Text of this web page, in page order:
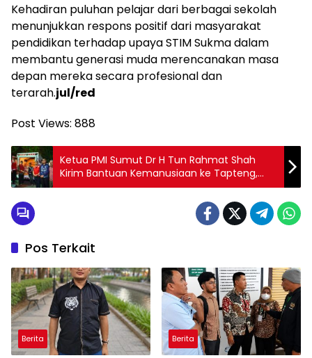
Kehadiran puluhan pelajar dari berbagai sekolah
menunjukkan respons positif dari masyarakat
pendidikan terhadap upaya STIM Sukma dalam
membantu generasi muda merencanakan masa
depan mereka secara profesional dan
terarah.jul/red
Post Views: 888
Ketua PMI Sumut Dr H Tun Rahmat Shah
Kirim Bantuan Kemanusiaan ke Tapteng,
Sibolga, Langkat dan Tapsel
Pos Terkait
Berita Berita